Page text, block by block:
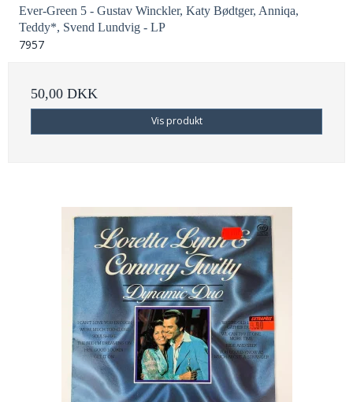
Ever-Green 5 - Gustav Winckler, Katy Bødtger, Anniqa,
Teddy*, Svend Lundvig - LP
7957
50,00 DKK
Vis produkt